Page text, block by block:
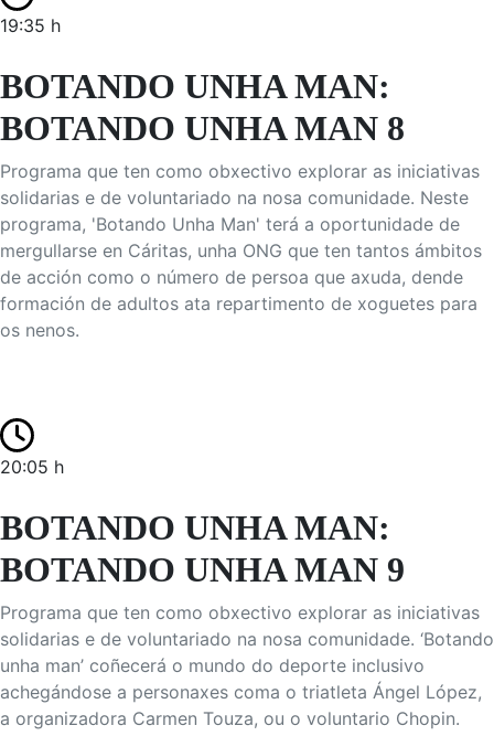
19:35 h
BOTANDO UNHA MAN:
BOTANDO UNHA MAN 8
Programa que ten como obxectivo explorar as iniciativas
solidarias e de voluntariado na nosa comunidade. Neste
programa, 'Botando Unha Man' terá a oportunidade de
mergullarse en Cáritas, unha ONG que ten tantos ámbitos
de acción como o número de persoa que axuda, dende
formación de adultos ata repartimento de xoguetes para
os nenos.
20:05 h
BOTANDO UNHA MAN:
BOTANDO UNHA MAN 9
Programa que ten como obxectivo explorar as iniciativas
solidarias e de voluntariado na nosa comunidade. ‘Botando
unha man’ coñecerá o mundo do deporte inclusivo
achegándose a personaxes coma o triatleta Ángel López,
a organizadora Carmen Touza, ou o voluntario Chopin.